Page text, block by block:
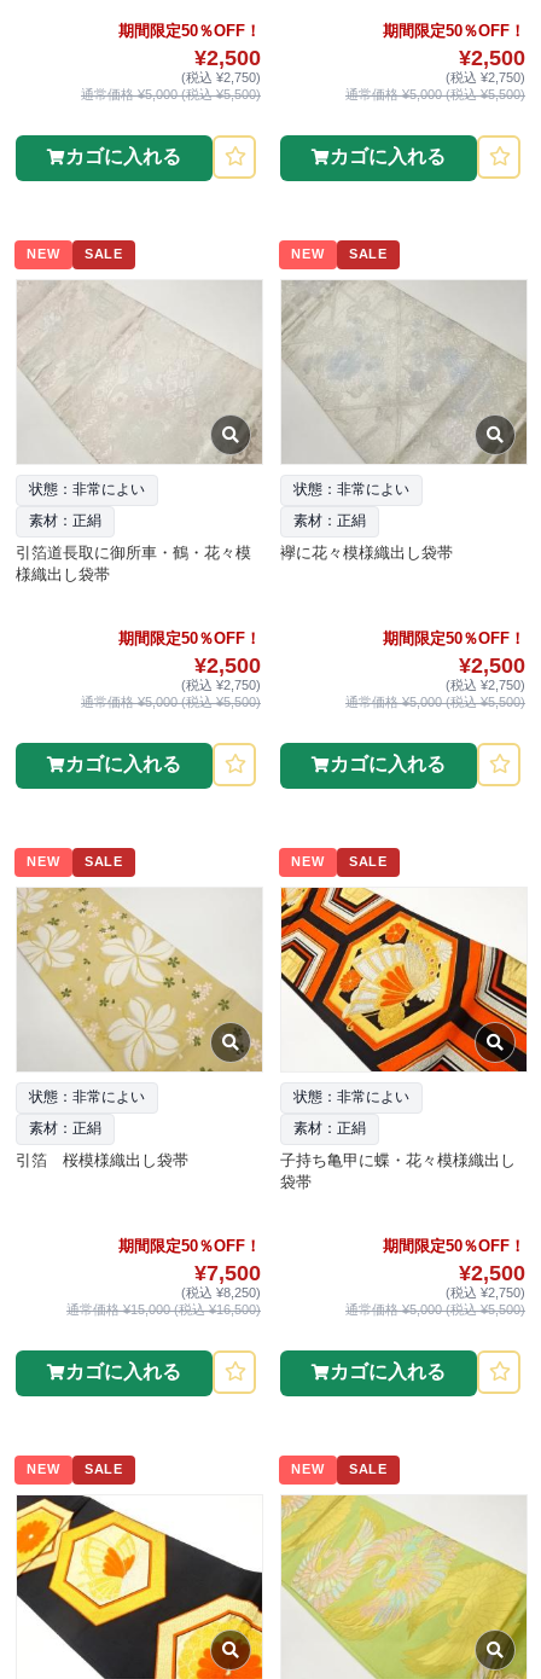
期間限定50％OFF！
¥2,500
(税込 ¥2,750)
通常価格 ¥5,000 (税込 ¥5,500)
カゴに入れる
期間限定50％OFF！
¥2,500
(税込 ¥2,750)
通常価格 ¥5,000 (税込 ¥5,500)
カゴに入れる
NEW SALE
状態：非常によい
素材：正絹
引箔道長取に御所車・鶴・花々模
様織出し袋帯
期間限定50％OFF！
¥2,500
(税込 ¥2,750)
通常価格 ¥5,000 (税込 ¥5,500)
カゴに入れる
NEW SALE
状態：非常によい
素材：正絹
襷に花々模様織出し袋帯
期間限定50％OFF！
¥2,500
(税込 ¥2,750)
通常価格 ¥5,000 (税込 ¥5,500)
カゴに入れる
NEW SALE
状態：非常によい
素材：正絹
引箔 桜模様織出し袋帯
期間限定50％OFF！
¥7,500
(税込 ¥8,250)
通常価格 ¥15,000 (税込 ¥16,500)
カゴに入れる
NEW SALE
状態：非常によい
素材：正絹
子持ち亀甲に蝶・花々模様織出し
袋帯
期間限定50％OFF！
¥2,500
(税込 ¥2,750)
通常価格 ¥5,000 (税込 ¥5,500)
カゴに入れる
NEW SALE NEW SALE